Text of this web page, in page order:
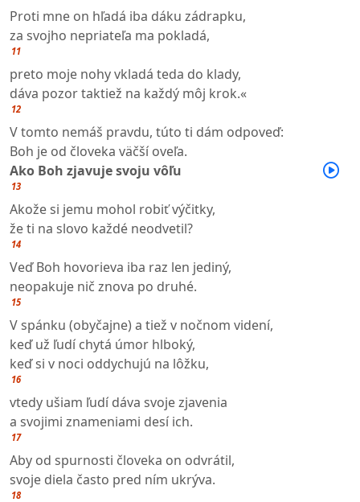
Proti mne on hľadá iba dáku zádrapku,
za svojho nepriateľa ma pokladá,
11
preto moje nohy vkladá teda do klady,
dáva pozor taktiež na každý môj krok.«
12
V tomto nemáš pravdu, túto ti dám odpoveď:
Boh je od človeka väčší oveľa.
Ako Boh zjavuje svoju vôľu
13
Akože si jemu mohol robiť výčitky,
že ti na slovo každé neodvetil?
14
Veď Boh hovorieva iba raz len jediný,
neopakuje nič znova po druhé.
15
V spánku (obyčajne) a tiež v nočnom videní,
keď už ľudí chytá úmor hlboký,
keď si v noci oddychujú na lôžku,
16
vtedy ušiam ľudí dáva svoje zjavenia
a svojimi znameniami desí ich.
17
Aby od spurnosti človeka on odvrátil,
svoje diela často pred ním ukrýva.
18